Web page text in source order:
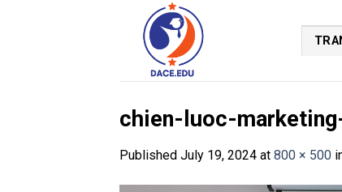
chien-luoc-
Published July 19, 2024 at 800 × 500